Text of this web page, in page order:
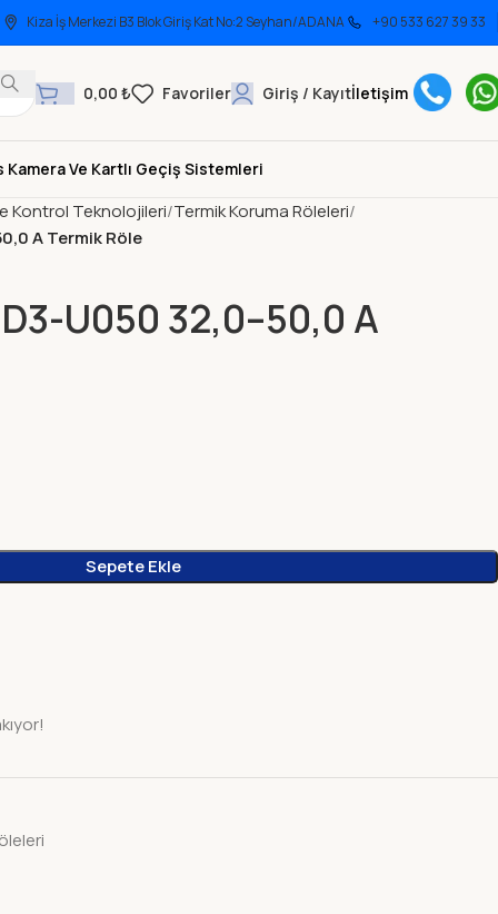
Kiza İş Merkezi B3 Blok Giriş Kat No:2 Seyhan/ADANA +90 533 627 39 33
0,00 ₺ Giriş / Kayıtİletişim
Kamera Ve Kartlı Geçiş Sistemleri
Kontrol Teknolojileri Termik Koruma Röleleri
A Termik Röle
U050 32,0–50,0 A
Sepete Ekle